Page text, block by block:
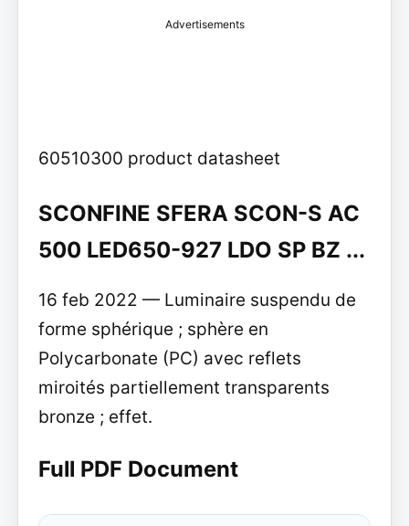
Advertisements
60510300 product datasheet
SCONFINE SFERA SCON-S AC
500 LED650-927 LDO SP BZ ...
16 feb 2022 — Luminaire suspendu de
forme sphérique ; sphère en
Polycarbonate (PC) avec reflets
miroités partiellement transparents
bronze ; effet.
Full PDF Document